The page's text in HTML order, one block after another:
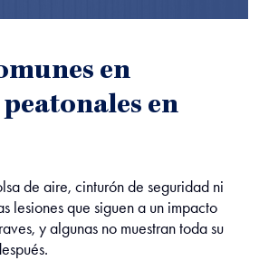
en
en
de aire, cinturón de seguridad ni
lesiones que siguen a un impacto
y algunas no muestran toda su